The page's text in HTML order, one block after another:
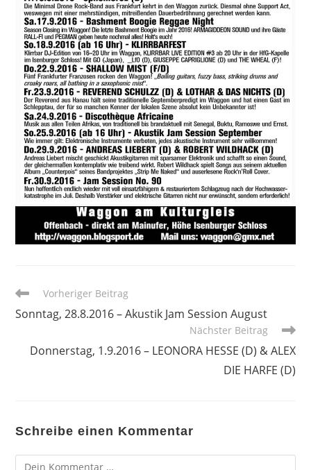
Weitere
ansehen
Vorheriger Beitrag
Sonntag, 28.8.2016 – Akustik Jam Session August
Nächster Beitrag
Donnerstag, 1.9.2016 – LEONORA HESSE (D) & ALEX
DIE HARFE (D)
Schreibe einen Kommentar
Kommentar